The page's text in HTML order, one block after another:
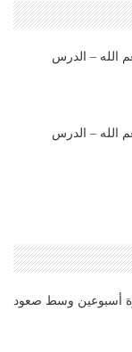
الله – الدرس
الله – الدرس
أسبوعين وسط صعود